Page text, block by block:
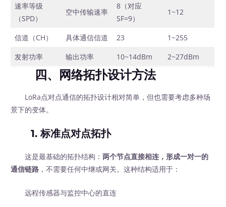
速率等级
（SPD）
空中传输速率
8（对应
SF=9）
1~12
信道（CH） 具体通信信道 23
1~255
发射功率
输出功率 10~14dBm 2~27dBm
四、网络拓扑设计方法
LoRa点对点通信的拓扑设计相对简单，但也需要考虑多种场
景下的变体。
1. 标准点对点拓扑
这是最基础的拓扑结构：两个节点直接相连，形成一对一的
通信链路 ，不需要任何中继或网关。这种结构适用于：
远程传感器与监控中心的直连